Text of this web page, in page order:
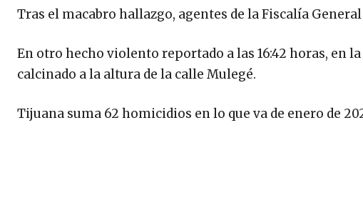
Tras el macabro hallazgo, agentes de la Fiscalía
En otro hecho violento reportado a las 16:42 horas, en
calcinado a la altura de la calle Mulegé.
Tijuana suma 62 homicidios en lo que va de enero de